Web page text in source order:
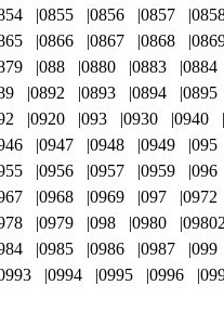
0855 0856 0857
0866 0867 0868
088 0880 0883 0884
0892 0893 0894 0895
0920 093 0930 0940
0947 0948 0949 095
0956 0957 0959 096
0968 0969 097 0972
0979 098 0980 09802
0985 0986 0987 099
0994 0995 0996